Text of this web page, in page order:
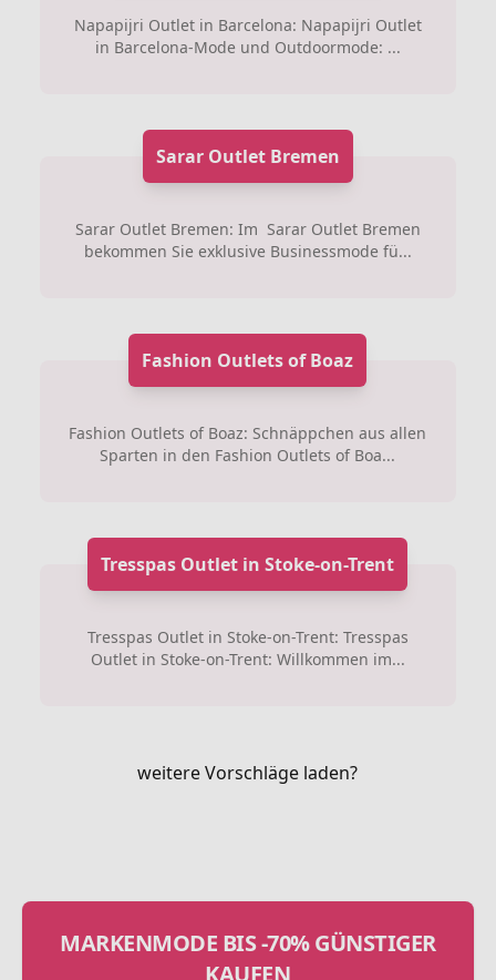
Napapijri Outlet in Barcelona: Napapijri Outlet
in Barcelona-Mode und Outdoormode: ...
Sarar Outlet Bremen
Sarar Outlet Bremen: Im Sarar Outlet Bremen
bekommen Sie exklusive Businessmode fü...
Fashion Outlets of Boaz
Fashion Outlets of Boaz: Schnäppchen aus allen
Sparten in den Fashion Outlets of Boa...
Tresspas Outlet in Stoke-on-Trent
Tresspas Outlet in Stoke-on-Trent: Tresspas
Outlet in Stoke-on-Trent: Willkommen im...
weitere Vorschläge laden?
MARKENMODE BIS -70% GÜNSTIGER
KAUFEN